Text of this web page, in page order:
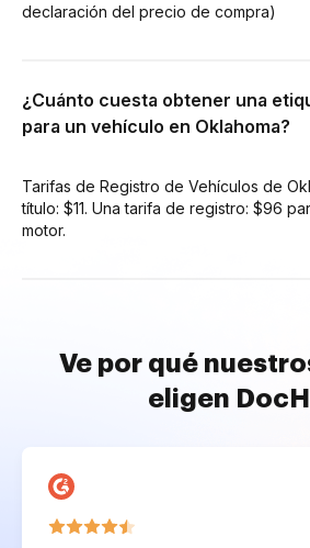
declaración del precio de compra)
¿Cuánto cuesta obtener una
para un vehículo en Oklahoma?
Tarifas de Registro de Vehículos de
título: $11. Una tarifa de registro: $96
motor.
Ve por qué
eligen